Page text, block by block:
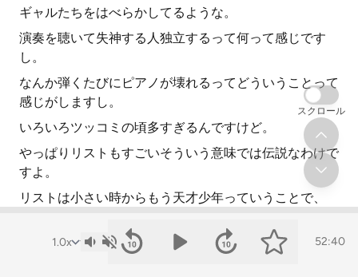
ギャルたちをはべらかしてるような。
演奏を聴いて失神する人独立するって何って感じです
し。
なんか弾くたびにピアノが壊れるってどういうことって
感じがしますし。
いろいろツッコミの頃多すぎるんですけど。
やっぱりリストもすごいそういう意味では伝説なわけで
すよ。
リストは小さい時からもう天才少年っていうことで、
るんですよね。
52:40
スクロール